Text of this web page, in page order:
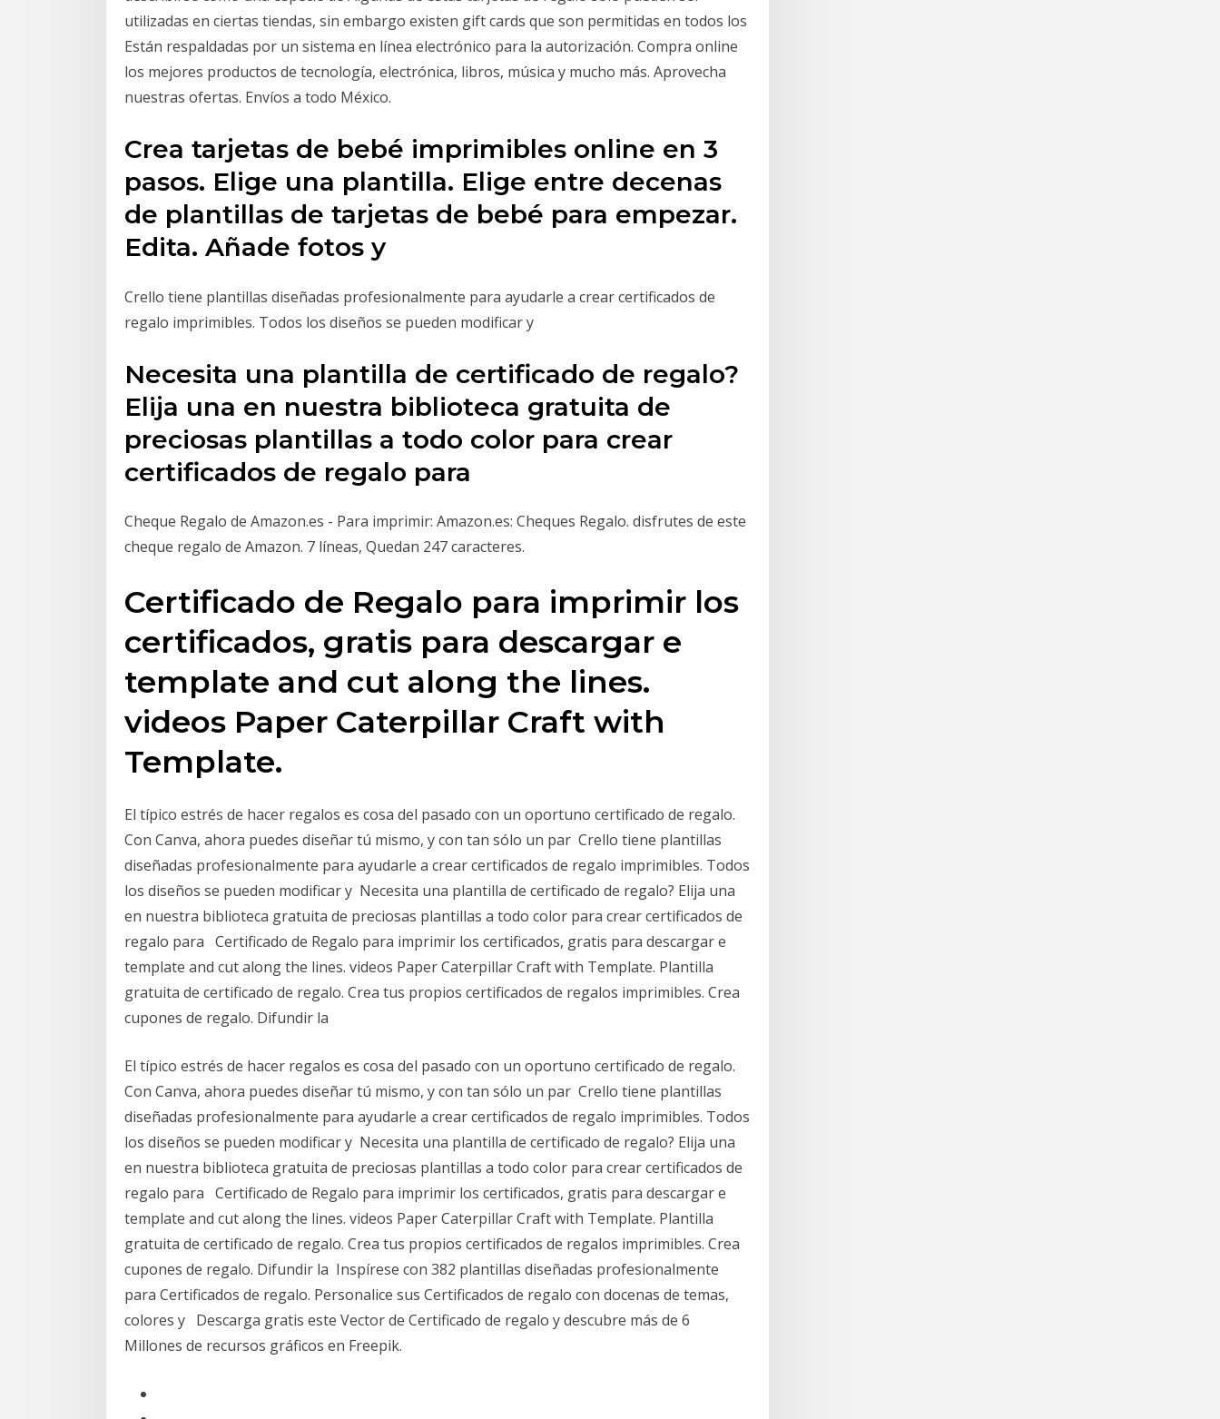
utilizadas en ciertas tiendas, sin embargo existen gift cards que son permitidas en todos los
Están respaldadas por un sistema en línea electrónico para la autorización. Compra online
los mejores productos de tecnología, electrónica, libros, música y mucho más. Aprovecha
nuestras ofertas. Envíos a todo México.
Crea tarjetas de bebé imprimibles online en 3
pasos. Elige una plantilla. Elige entre decenas
de plantillas de tarjetas de bebé para empezar.
Edita. Añade fotos y
Crello tiene plantillas diseñadas profesionalmente para ayudarle a crear certificados de
regalo imprimibles. Todos los diseños se pueden modificar y
Necesita una plantilla de certificado de regalo?
Elija una en nuestra biblioteca gratuita de
preciosas plantillas a todo color para crear
certificados de regalo para
Cheque Regalo de Amazon.es - Para imprimir: Amazon.es: Cheques Regalo. disfrutes de este
cheque regalo de Amazon. 7 líneas, Quedan 247 caracteres.
Certificado de Regalo para imprimir los
certificados, gratis para descargar e
template and cut along the lines.
videos Paper Caterpillar Craft with
Template.
El típico estrés de hacer regalos es cosa del pasado con un oportuno certificado de regalo.
Con Canva, ahora puedes diseñar tú mismo, y con tan sólo un par Crello tiene plantillas
diseñadas profesionalmente para ayudarle a crear certificados de regalo imprimibles. Todos
los diseños se pueden modificar y Necesita una plantilla de certificado de regalo? Elija una
en nuestra biblioteca gratuita de preciosas plantillas a todo color para crear certificados de
regalo para Certificado de Regalo para imprimir los certificados, gratis para descargar e
template and cut along the lines. videos Paper Caterpillar Craft with Template. Plantilla
gratuita de certificado de regalo. Crea tus propios certificados de regalos imprimibles. Crea
cupones de regalo. Difundir la
El típico estrés de hacer regalos es cosa del pasado con un oportuno certificado de regalo.
Con Canva, ahora puedes diseñar tú mismo, y con tan sólo un par Crello tiene plantillas
diseñadas profesionalmente para ayudarle a crear certificados de regalo imprimibles. Todos
los diseños se pueden modificar y Necesita una plantilla de certificado de regalo? Elija una
en nuestra biblioteca gratuita de preciosas plantillas a todo color para crear certificados de
regalo para Certificado de Regalo para imprimir los certificados, gratis para descargar e
template and cut along the lines. videos Paper Caterpillar Craft with Template. Plantilla
gratuita de certificado de regalo. Crea tus propios certificados de regalos imprimibles. Crea
cupones de regalo. Difundir la Inspírese con 382 plantillas diseñadas profesionalmente
para Certificados de regalo. Personalice sus Certificados de regalo con docenas de temas,
colores y Descarga gratis este Vector de Certificado de regalo y descubre más de 6
Millones de recursos gráficos en Freepik.